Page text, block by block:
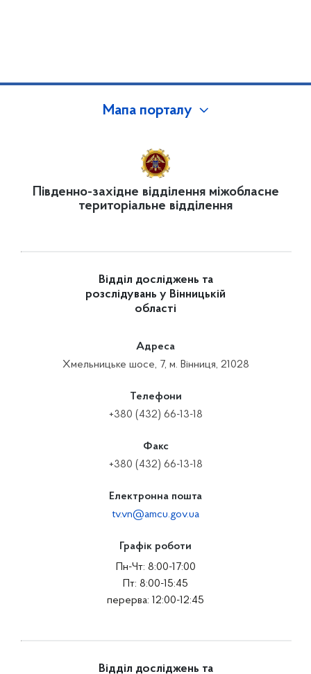
Мапа порталу
Південно-західне відділення міжобласне
територіальне відділення
Відділ досліджень та
розслідувань у Вінницькій
області
Адреса
Хмельницьке шосе, 7, м. Вінниця, 21028
Телефони
+380 (432) 66-13-18
Факс
+380 (432) 66-13-18
Електронна пошта
tv.vn@amcu.gov.ua
Графік роботи
Пн-Чт: 8:00-17:00
Пт: 8:00-15:45
перерва: 12:00-12:45
Відділ досліджень та